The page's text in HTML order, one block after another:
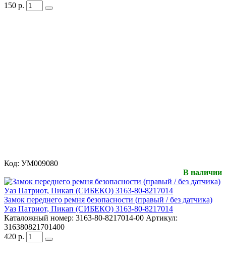
150 р.
Код: УМ009080
В наличии
Замок переднего ремня безопасности (правый / без датчика)
Уаз Патриот, Пикап (СИБЕКО) 3163-80-8217014
Каталожный номер: 3163-80-8217014-00 Артикул:
316380821701400
420 р.